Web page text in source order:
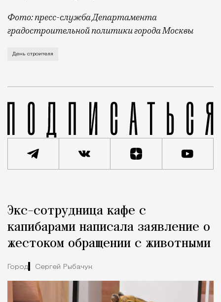
Фото: пресс-служба Департамента
градостроительной политики города Москвы
В этом году профессиональный праздник День
День строителя
Город
Экс-сотрудница кафе с
капибарами написала заявление о
жестоком обращении с животными
Город Сергей Рыбачук